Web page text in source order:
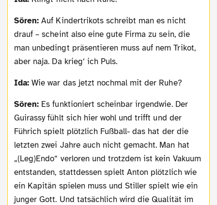
Sören: Auf Kindertrikots schreibt man es nicht
drauf – scheint also eine gute Firma zu sein, die
man unbedingt präsentieren muss auf nem Trikot,
aber naja. Da krieg‘ ich Puls.
Ida:Wie war das jetzt nochmal mit der Ruhe?
Sören: Es funktioniert scheinbar irgendwie. Der
Guirassy fühlt sich hier wohl und trifft und der
Führich spielt plötzlich Fußball- das hat der die
letzten zwei Jahre auch nicht gemacht. Man hat
„(Leg)Endo“ verloren und trotzdem ist kein Vakuum
entstanden, stattdessen spielt Anton plötzlich wie
ein Kapitän spielen muss und Stiller spielt wie ein
junger Gott. Und tatsächlich wird die Qualität im